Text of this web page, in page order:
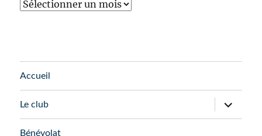
Accueil
Le club
ouvrir
le
sous-
Bénévolat